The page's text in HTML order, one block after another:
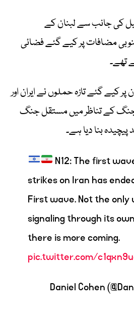
کی جانب سے لبنان کے
مضافات پر کیے گئے فضائی
تھے۔
کیے گئے تازہ حملوں نے ایران اور
جنگ کے تناظر میں مستقل جنگ
بنا دیا ہے۔
N12: The first
strikes on Iran has
First wave. Not the only
signaling through its
there is more coming.
pic.twitter.com/